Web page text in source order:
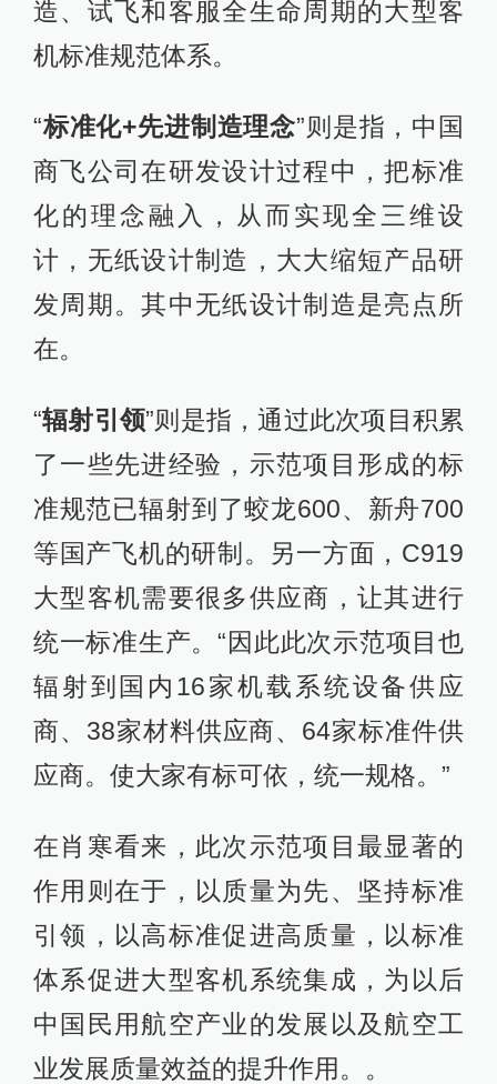
造、试飞和客服全生命周期的大型客
机标准规范体系。
“标准化+先进制造理念”则是指，中国
商飞公司在研发设计过程中，把标准
化的理念融入，从而实现全三维设
计，无纸设计制造，大大缩短产品研
发周期。其中无纸设计制造是亮点所
在。
“辐射引领”则是指，通过此次项目积累
了一些先进经验，示范项目形成的标
准规范已辐射到了蛟龙600、新舟700
等国产飞机的研制。另一方面，C919
大型客机需要很多供应商，让其进行
统一标准生产。“因此此次示范项目也
辐射到国内16家机载系统设备供应
商、38家材料供应商、64家标准件供
应商。使大家有标可依，统一规格。”
在肖寒看来，此次示范项目最显著的
作用则在于，以质量为先、坚持标准
引领，以高标准促进高质量，以标准
体系促进大型客机系统集成，为以后
中国民用航空产业的发展以及航空工
业发展质量效益的提升作用。。